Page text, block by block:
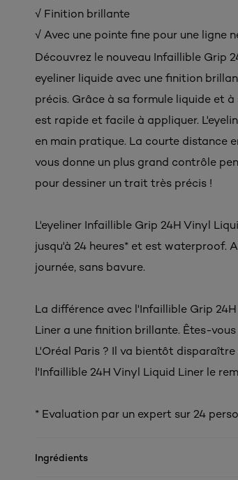
√ Finition brillante
√ Avec une pointe fine pour une ligne
Découvrez le nouveau Infaillible Grip
eyeliner liquide avec une finition
précis. Grâce à sa formule liquide et
est rapide et facile à appliquer.
en main pratique. La courte distance
vous donne un plus grand contrôle
pour dessiner un trait très précis !
L'eyeliner Infaillible Grip 24H Vinyl
jusqu'à 24 heures* et est waterproof.
journée, sans bavure.
La différence avec l'Infaillible Grip
Liner a une finition brillante. Êtes-
L'Oréal Paris ? Il va bientôt
l'Infaillible 24H Vinyl Liquid Liner le
* Evaluation par un expert sur 24
Ingrédients